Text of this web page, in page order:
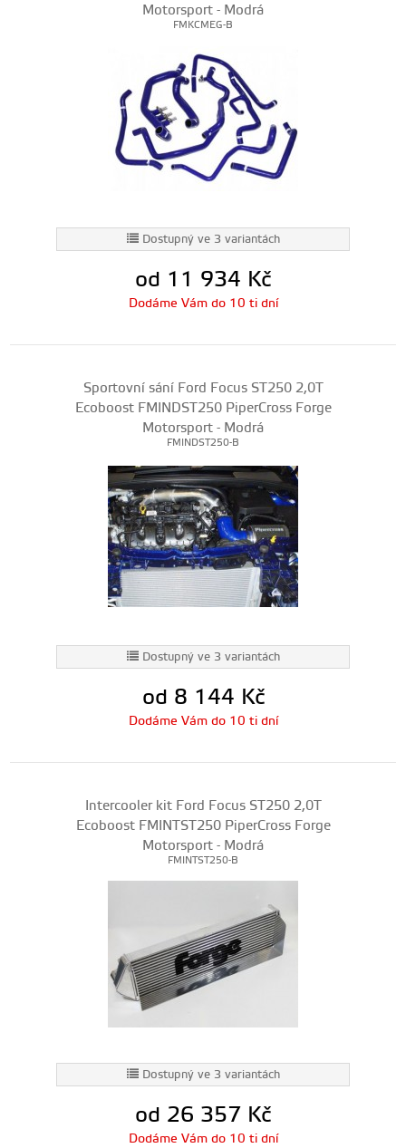
Motorsport - Modrá
FMKCMEG-B
Dostupný ve 3 variantách
od 11 934 Kč
Dodáme Vám do 10 ti dní
Sportovní sání Ford Focus ST250 2,0T
Ecoboost FMINDST250 PiperCross Forge
Motorsport - Modrá
FMINDST250-B
Dostupný ve 3 variantách
od 8 144 Kč
Dodáme Vám do 10 ti dní
Intercooler kit Ford Focus ST250 2,0T
Ecoboost FMINTST250 PiperCross Forge
Motorsport - Modrá
FMINTST250-B
Dostupný ve 3 variantách
od 26 357 Kč
Dodáme Vám do 10 ti dní